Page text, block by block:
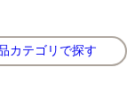
カテゴリで探す